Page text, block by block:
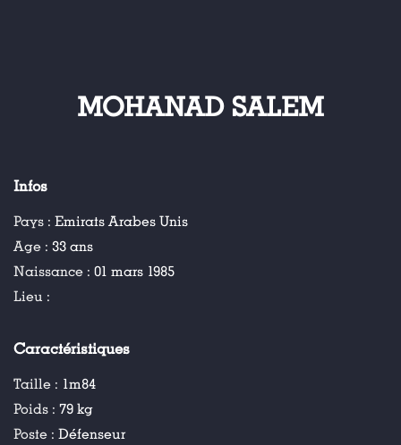
MOHANAD SALEM
Infos
Pays : Emirats Arabes Unis
Age : 33 ans
Naissance : 01 mars 1985
Lieu :
Caractéristiques
Taille : 1m84
Poids : 79 kg
Poste : Défenseur